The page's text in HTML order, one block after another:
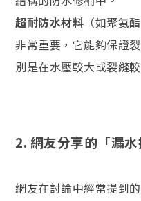
超耐防水材料 （如聚氨
非常重要，它能夠保證
別是在水壓較大或裂縫
2. 網友分享的「漏
網友在討論中經常提到